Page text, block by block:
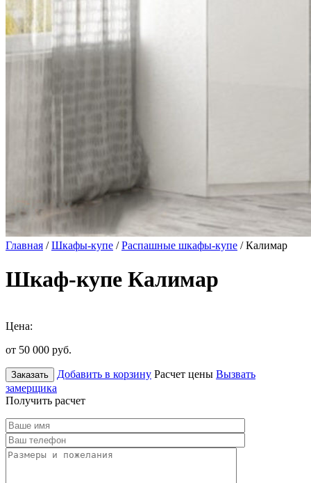
Главная /Шкафы-купе /Распашные шкафы-купе / Калимар
Шкаф-купе Калимар
Цена:
от 50 000 руб.
Заказать Добавить в корзину Расчет цены Вызвать
замерщика
Получить расчет